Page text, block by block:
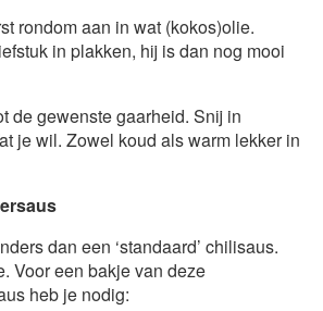
rondom aan in wat (kokos)olie.
in plakken, hij is dan nog mooi
de gewenste gaarheid. Snij in
je wil. Zowel koud als warm lekker in
dan een ‘standaard’ chilisaus.
Voor een bakje van deze
heb je nodig: